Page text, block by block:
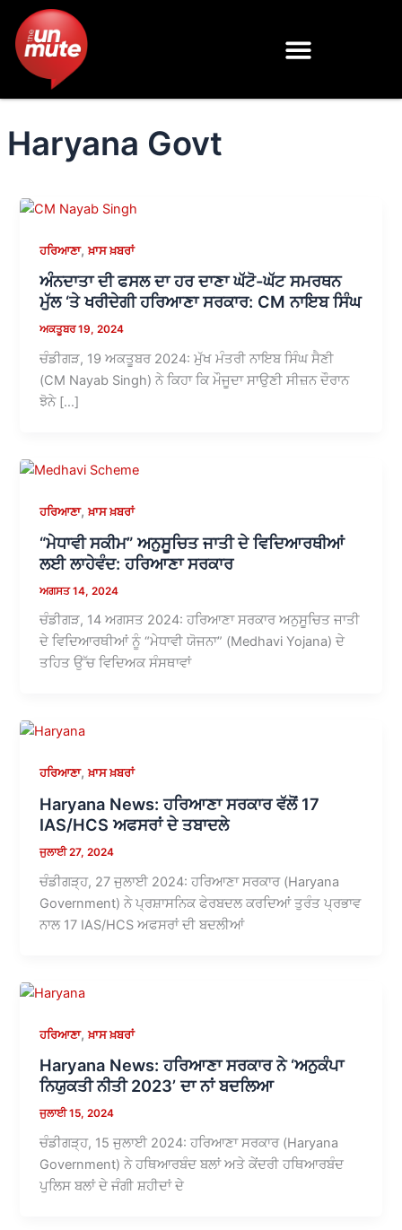
content
Haryana Govt
ਹਰਿਆਣਾ,ਖ਼ਾਸ ਖ਼ਬਰਾਂ
ਅੰਨਦਾਤਾ ਦੀ ਫਸਲ ਦਾ ਹਰ ਦਾਣਾ ਘੱਟੋ-ਘੱਟ ਸਮਰਥਨ
ਮੁੱਲ ‘ਤੇ ਖਰੀਦੇਗੀ ਹਰਿਆਣਾ ਸਰਕਾਰ: CM ਨਾਇਬ ਸਿੰਘ
ਅਕਤੂਬਰ 19, 2024
ਚੰਡੀਗੜ, 19 ਅਕਤੂਬਰ 2024: ਮੁੱਖ ਮੰਤਰੀ ਨਾਇਬ ਸਿੰਘ ਸੈਣੀ
(CM Nayab Singh) ਨੇ ਕਿਹਾ ਕਿ ਮੌਜੂਦਾ ਸਾਉਣੀ ਸੀਜ਼ਨ ਦੌਰਾਨ
ਝੋਨੇ […]
ਹਰਿਆਣਾ,ਖ਼ਾਸ ਖ਼ਬਰਾਂ
“ਮੇਧਾਵੀ ਸਕੀਮ” ਅਨੁਸੂਚਿਤ ਜਾਤੀ ਦੇ ਵਿਦਿਆਰਥੀਆਂ
ਲਈ ਲਾਹੇਵੰਦ: ਹਰਿਆਣਾ ਸਰਕਾਰ
ਅਗਸਤ 14, 2024
ਚੰਡੀਗੜ, 14 ਅਗਸਤ 2024: ਹਰਿਆਣਾ ਸਰਕਾਰ ਅਨੁਸੂਚਿਤ ਜਾਤੀ
ਦੇ ਵਿਦਿਆਰਥੀਆਂ ਨੂੰ “ਮੇਧਾਵੀ ਯੋਜਨਾ” (Medhavi Yojana) ਦੇ
ਤਹਿਤ ਉੱਚ ਵਿਦਿਅਕ ਸੰਸਥਾਵਾਂ
ਹਰਿਆਣਾ,ਖ਼ਾਸ ਖ਼ਬਰਾਂ
Haryana News: ਹਰਿਆਣਾ ਸਰਕਾਰ ਵੱਲੋਂ 17
IAS/HCS ਅਫਸਰਾਂ ਦੇ ਤਬਾਦਲੇ
ਜੁਲਾਈ 27, 2024
ਚੰਡੀਗੜ੍ਹ, 27 ਜੁਲਾਈ 2024: ਹਰਿਆਣਾ ਸਰਕਾਰ (Haryana
Government) ਨੇ ਪ੍ਰਸ਼ਾਸਨਿਕ ਫੇਰਬਦਲ ਕਰਦਿਆਂ ਤੁਰੰਤ ਪ੍ਰਭਾਵ
ਨਾਲ 17 IAS/HCS ਅਫਸਰਾਂ ਦੀ ਬਦਲੀਆਂ
ਹਰਿਆਣਾ,ਖ਼ਾਸ ਖ਼ਬਰਾਂ
Haryana News: ਹਰਿਆਣਾ ਸਰਕਾਰ ਨੇ ‘ਅਨੁਕੰਪਾ
ਨਿਯੁਕਤੀ ਨੀਤੀ 2023’ ਦਾ ਨਾਂ ਬਦਲਿਆ
ਜੁਲਾਈ 15, 2024
ਚੰਡੀਗੜ੍ਹ, 15 ਜੁਲਾਈ 2024: ਹਰਿਆਣਾ ਸਰਕਾਰ (Haryana
Government) ਨੇ ਹਥਿਆਰਬੰਦ ਬਲਾਂ ਅਤੇ ਕੇਂਦਰੀ ਹਥਿਆਰਬੰਦ
ਪੁਲਿਸ ਬਲਾਂ ਦੇ ਜੰਗੀ ਸ਼ਹੀਦਾਂ ਦੇ